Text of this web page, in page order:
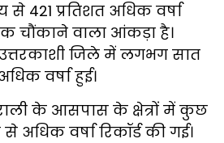
से 421 प्रतिशत अधिक वर्षा
चौंकाने वाला आंकड़ा है।
जिले में लगभग सात
वर्षा हुई।
के आसपास के क्षेत्रों में कुछ
अधिक वर्षा रिकॉर्ड की गई।